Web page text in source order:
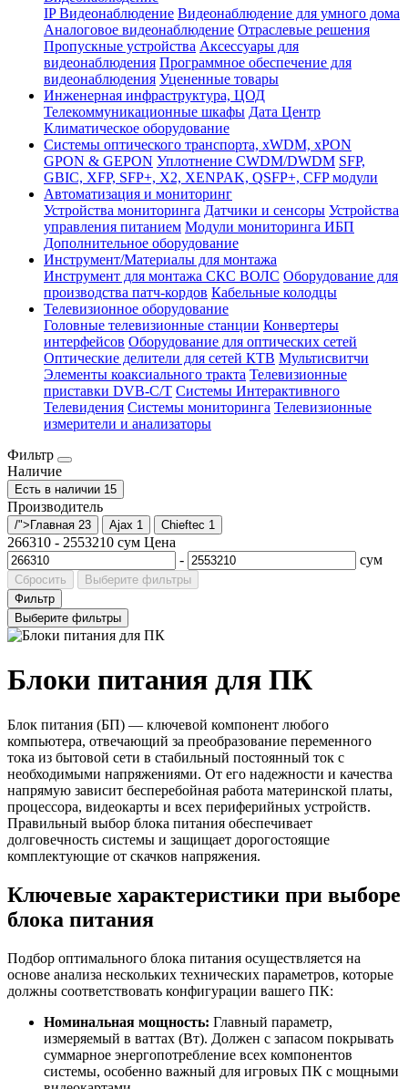
IP Видеонаблюдение Видеонаблюдение для умного дома
Аналоговое видеонаблюдение Отраслевые решения
Пропускные устройства Аксессуары для
видеонаблюдения Программное обеспечение для
видеонаблюдения Уцененные товары
Инженерная инфраструктура, ЦОД
Телекоммуникационные шкафы Дата Центр
Климатичeское оборудование
Системы оптического транспорта, xWDM, xPON
GPON & GEPON Уплотнение CWDM/DWDM SFP,
GBIC, XFP, SFP+, X2, XENPAK, QSFP+, CFP модули
Автоматизация и мониторинг
Устройства мониторинга Датчики и сенсоры Устройства
управления питанием Модули мониторинга ИБП
Дополнительное оборудование
Инструмент/Материалы для монтажа
Инструмент для монтажа СКС ВОЛС Оборудование для
производства патч-кордов Кабельные колодцы
Телевизионное оборудование
Головные телевизионные станции Конвертеры
интерфейсов Оборудование для оптических сетей
Оптические делители для сетей КТВ Мультисвитчи
Элементы коаксиального тракта Телевизионные
приставки DVB-C/T Системы Интерактивного
Телевидения Системы мониторинга Телевизионные
измерители и анализаторы
Фильтр
Наличие
Есть в наличии 15
Производитель
/">Главная 23 Ajax 1 Chieftec 1
266310 - 2553210 сум Цена
-
сум
Сбросить
Выберите фильтры
Фильтр
Выберите фильтры
Блоки питания для ПК
Блок питания (БП) — ключевой компонент любого
компьютера, отвечающий за преобразование переменного
тока из бытовой сети в стабильный постоянный ток с
необходимыми напряжениями. От его надежности и качества
напрямую зависит бесперебойная работа материнской платы,
процессора, видеокарты и всех периферийных устройств.
Правильный выбор блока питания обеспечивает
долговечность системы и защищает дорогостоящие
комплектующие от скачков напряжения.
Ключевые характеристики при выборе
блока питания
Подбор оптимального блока питания осуществляется на
основе анализа нескольких технических параметров, которые
должны соответствовать конфигурации вашего ПК:
Номинальная мощность: Главный параметр,
измеряемый в ваттах (Вт). Должен с запасом покрывать
суммарное энергопотребление всех компонентов
системы, особенно важный для игровых ПК с мощными